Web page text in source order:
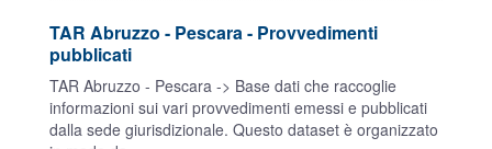
TAR Abruzzo - Pescara - Provvedimenti
pubblicati
TAR Abruzzo - Pescara -> Base dati che raccoglie
informazioni sui vari provvedimenti emessi e pubblicati
dalla sede giurisdizionale. Questo dataset è organizzato